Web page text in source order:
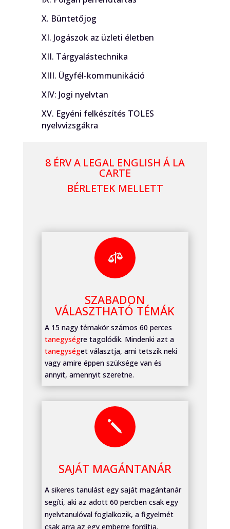
X. Büntetőjog
XI. Jogászok az üzleti életben
XII. Tárgyalástechnika
XIII. Ügyfél-kommunikáció
XIV: Jogi nyelvtan
XV. Egyéni felkészítés TOLES
nyelvvizsgákra
8 ÉRV A LEGAL ENGLISH Á LA
CARTE
BÉRLETEK MELLETT

SZABADON
VÁLASZTHATÓ TÉMÁK
A 15 nagy témakör számos 60 perces
tanegységre tagolódik. Mindenki azt a
tanegységet választja, ami tetszik neki
vagy amire éppen szüksége van és
annyit, amennyit szeretne.
j
SAJÁT MAGÁNTANÁR
A sikeres tanulást egy saját magántanár
segíti, aki az adott 60 percben csak egy
nyelvtanulóval foglalkozik, a figyelmét
csak arra az egy emberre fordítja.